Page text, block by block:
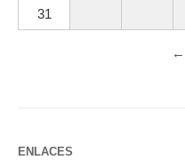
31
←
ENLACES